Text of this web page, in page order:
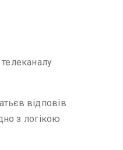
відповів
з логікою